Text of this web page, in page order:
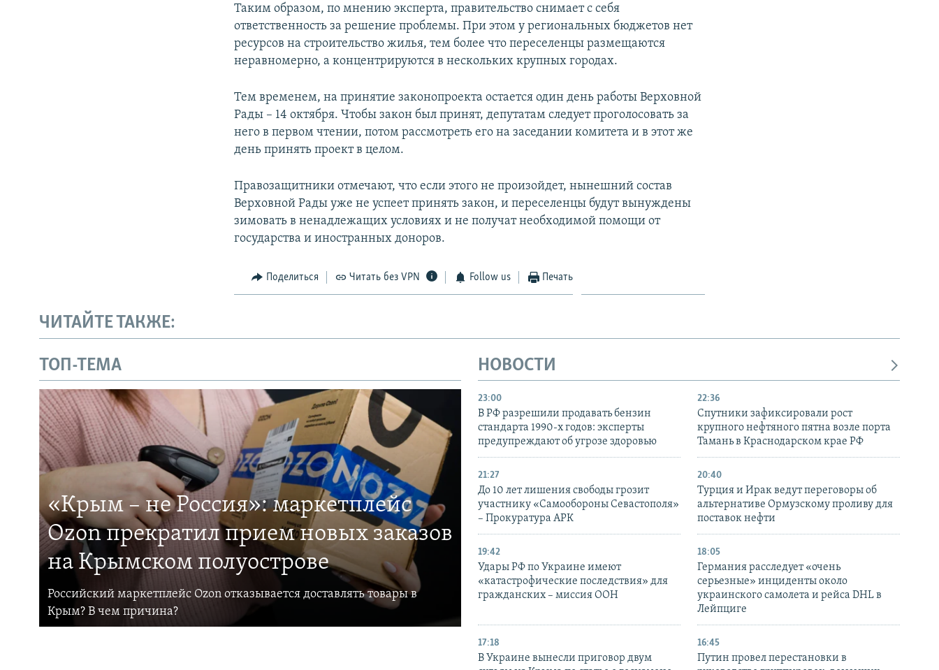
Таким образом, по мнению эксперта, правительство снимает с себя
ответственность за решение проблемы. При этом у региональных бюджетов нет
ресурсов на строительство жилья, тем более что переселенцы размещаются
неравномерно, а концентрируются в нескольких крупных городах.
Тем временем, на принятие законопроекта остается один день работы Верховной
Рады – 14 октября. Чтобы закон был принят, депутатам следует проголосовать за
него в первом чтении, потом рассмотреть его на заседании комитета и в этот же
день принять проект в целом.
Правозащитники отмечают, что если этого не произойдет, нынешний состав
Верховной Рады уже не успеет принять закон, и переселенцы будут вынуждены
зимовать в ненадлежащих условиях и не получат необходимой помощи от
государства и иностранных доноров.
Поделиться Читать без VPN Follow us Печать
ЧИТАЙТЕ ТАКЖЕ:
ТОП-ТЕМА
«Крым – не Россия»: маркетплейс
Ozon прекратил прием новых заказов
на Крымском полуострове
Российский маркетплейс Ozon отказывается доставлять товары в
Крым? В чем причина?
НОВОСТИ
23:00
В РФ разрешили продавать бензин
стандарта 1990-х годов: эксперты
предупреждают об угрозе здоровью
22:36
Спутники зафиксировали рост
крупного нефтяного пятна возле порта
Тамань в Краснодарском крае РФ
21:27
До 10 лет лишения свободы грозит
участнику «Самообороны Севастополя»
– Прокуратура АРК
20:40
Турция и Ирак ведут переговоры об
альтернативе Ормузскому проливу для
поставок нефти
19:42
Удары РФ по Украине имеют
«катастрофические последствия» для
гражданских – миссия ООН
18:05
Германия расследует «очень
серьезные» инциденты около
украинского самолета и рейса DHL в
Лейпциге
17:18
В Украине вынесли приговор двум
16:45
Путин провел перестановки в